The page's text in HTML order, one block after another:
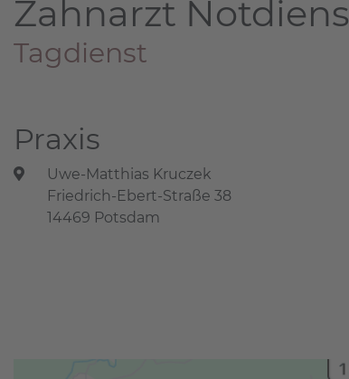
Zahnarzt
Tagdienst
Praxis
Uwe-Matthias Kruczek
Friedrich-Ebert-Straße 38
14469 Potsdam